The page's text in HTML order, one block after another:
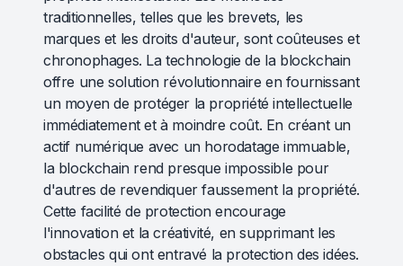
traditionnelles, telles que les brevets, les
marques et les droits d'auteur, sont coûteuses et
chronophages. La technologie de la blockchain
offre une solution révolutionnaire en fournissant
un moyen de protéger la propriété intellectuelle
immédiatement et à moindre coût. En créant un
actif numérique avec un horodatage immuable,
la blockchain rend presque impossible pour
d'autres de revendiquer faussement la propriété.
Cette facilité de protection encourage
l'innovation et la créativité, en supprimant les
obstacles qui ont entravé la protection des idées.